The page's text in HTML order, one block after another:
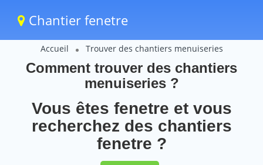
Chantier fenetre
Accueil Trouver des chantiers menuiseries
Comment trouver des chantiers
menuiseries ?
Vous êtes fenetre et vous
recherchez des chantiers
fenetre ?